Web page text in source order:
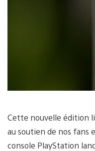
Cette nouvelle édition
au soutien de nos fans
console PlayStation